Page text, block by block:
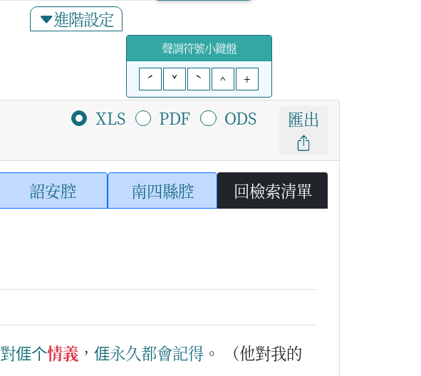
進階設定
聲調符號小鍵盤
ˊ
ˇ ˋ ^ +
XLS PDF ODS 匯出
詔安腔 南四縣腔 回檢索清單
對𠊎个情義 ， 𠊎永久都會記得 。
（他對我的